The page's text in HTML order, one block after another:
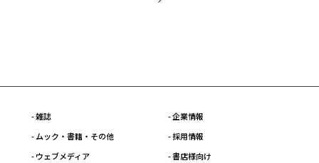
- 雑誌
- ムック・書籍・その他
- ウェブメディア
- 企業情報
- 採用情報
- 書店様向け